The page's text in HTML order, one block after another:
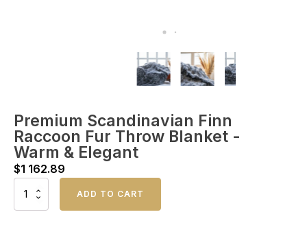
Premium Scandinavian Finn
Raccoon Fur Throw Blanket -
Warm & Elegant
$1 162.89
Premium
ADD TO CART